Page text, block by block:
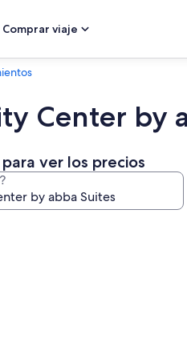
Comprar viaje
Center by
ver los precios